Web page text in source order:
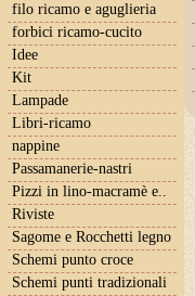
filo ricamo e aguglieria
forbici ricamo-cucito
Idee
Kit
Lampade
Libri-ricamo
nappine
Passamanerie-nastri
Pizzi in lino-macramè e..
Riviste
Sagome e Rocchetti legno
Schemi punto croce
Schemi punti tradizionali